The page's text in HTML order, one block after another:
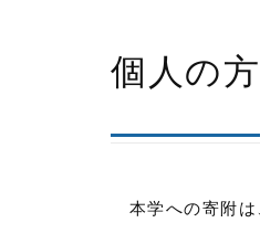
個人の方
本学への寄附は